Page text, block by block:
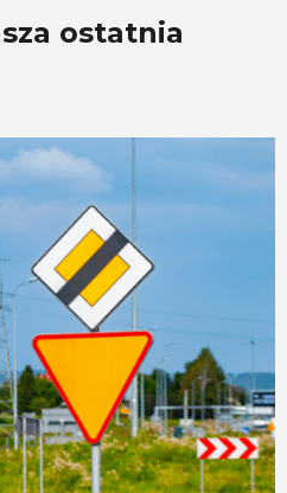
ostatnia